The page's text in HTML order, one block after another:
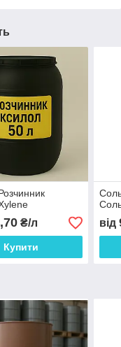
₴/л
Купити
від